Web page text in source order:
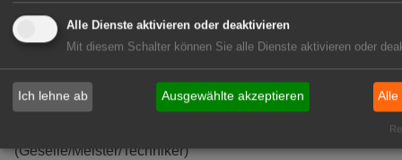
Kientzler Jungpflanzen GmbH
(Geselle/Meister/Techniker)
Alle Dienste aktivieren oder deaktivieren
Mit diesem Schalter können Sie alle Dienste aktivieren oder
Ich lehne ab Ausgewählte akzeptieren Alle